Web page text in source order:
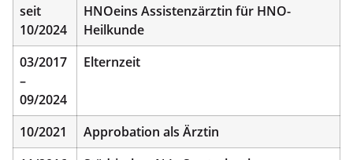
seit
10/2024
HNOeins Assistenzärztin für HNO-
Heilkunde
03/2017
–
09/2024
Elternzeit
10/2021
Approbation als Ärztin